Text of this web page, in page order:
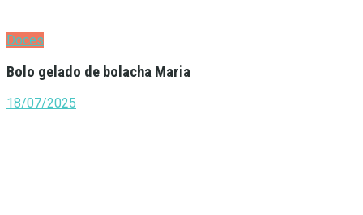
Doces
Bolo gelado de bolacha Maria
18/07/2025